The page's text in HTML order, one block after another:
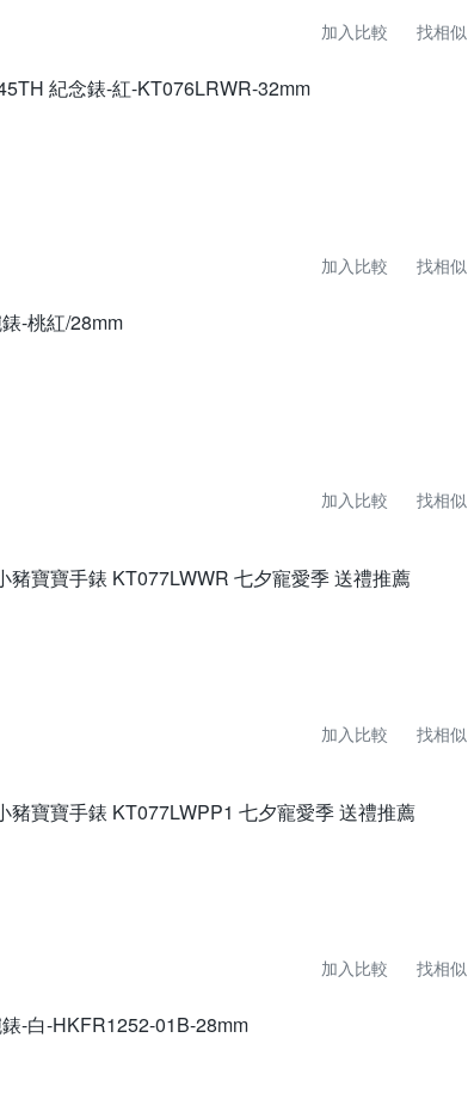
加入比較 找相似
紀念錶-紅-KT076LRWR-32mm
加入比較 找相似
-桃紅/28mm
加入比較 找相似
豬寶寶手錶 KT077LWWR 七夕寵愛季 送禮推薦
加入比較 找相似
豬寶寶手錶 KT077LWPP1 七夕寵愛季 送禮推薦
加入比較 找相似
-白-HKFR1252-01B-28mm